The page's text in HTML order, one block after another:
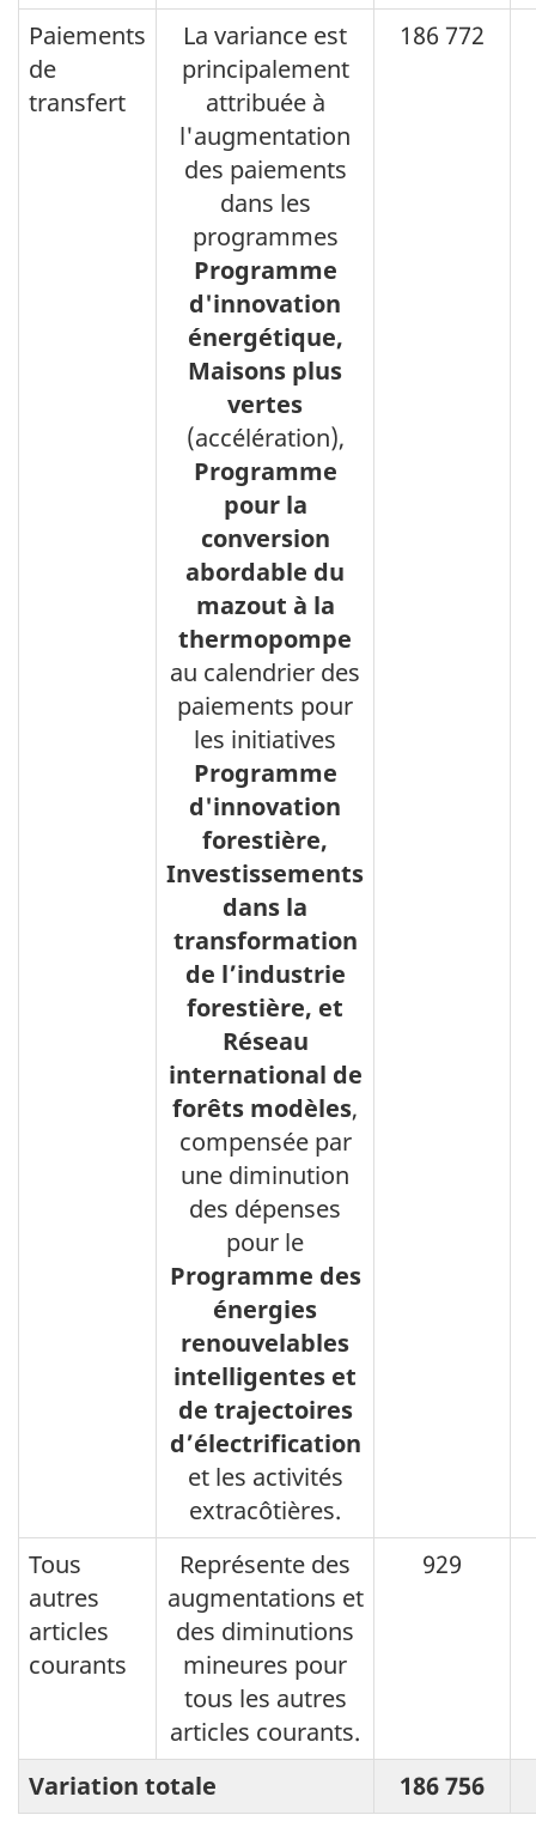
Paiements
de
transfert
La variance est
principalement
attribuée à
l'augmentation
des paiements
dans les
programmes
Programme
d'innovation
énergétique,
Maisons plus
vertes
(accélération),
Programme
pour la
conversion
abordable du
mazout à la
thermopompe
au calendrier des
paiements pour
les initiatives
Programme
d'innovation
forestière,
Investissements
dans la
transformation
de l’industrie
forestière, et
Réseau
international de
forêts modèles,
compensée par
une diminution
des dépenses
pour le
Programme des
énergies
renouvelables
intelligentes et
de trajectoires
d’électrification
et les activités
extracôtières.
186 772
Tous
autres
articles
courants
Représente des
augmentations et
des diminutions
mineures pour
tous les autres
articles courants.
929
Variation totale 186 756